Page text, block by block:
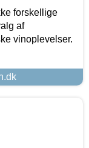
forskellige
af
vinoplevelser.